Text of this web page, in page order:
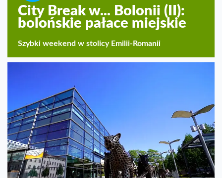
City Break w... Bolonii (II):
bolońskie pałace miejskie
Szybki weekend w stolicy Emilii-Romanii